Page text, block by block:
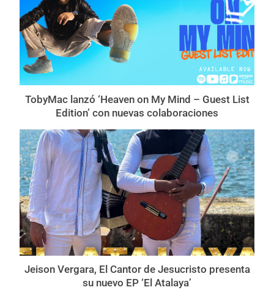
TobyMac lanzó ‘Heaven on My Mind – Guest List
Edition’ con nuevas colaboraciones
Jeison Vergara, El Cantor de Jesucristo presenta
su nuevo EP ‘El Atalaya’